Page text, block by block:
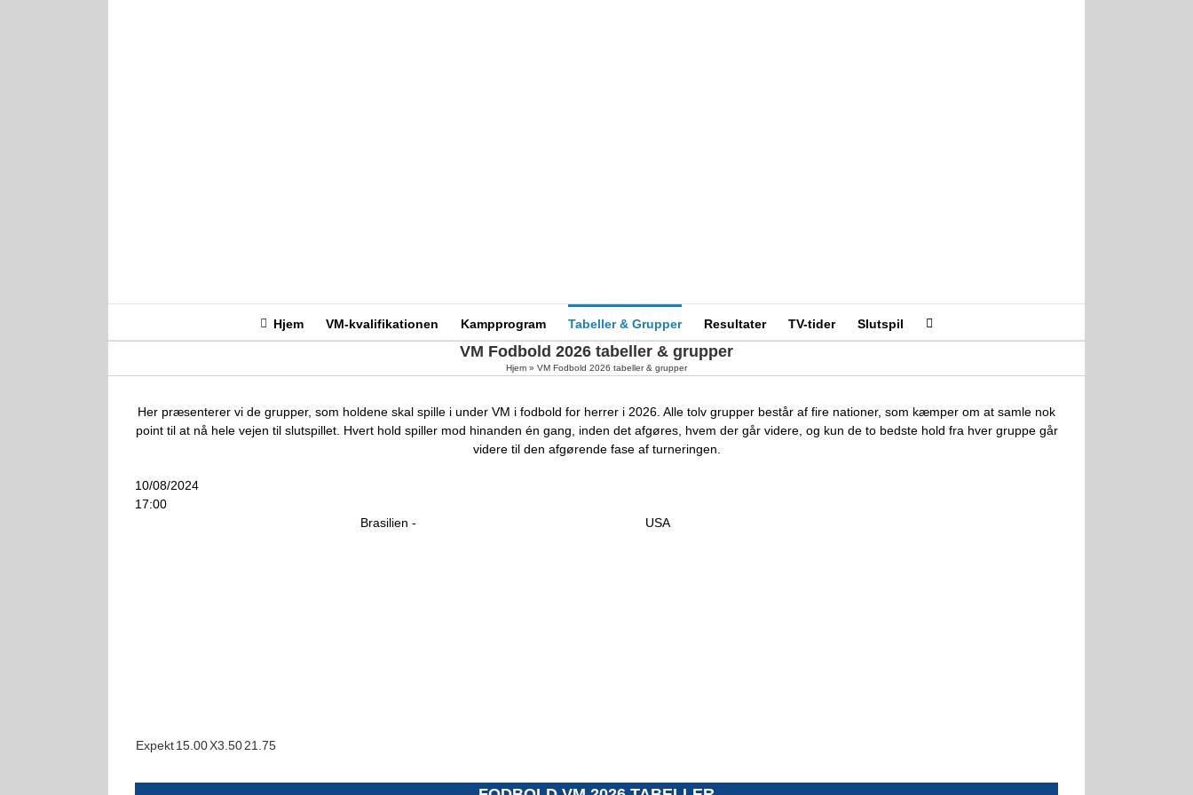
Hjem VM-kvalifikationen Kampprogram Tabeller & Grupper Resultater TV-tider Slutspil
VM Fodbold 2026 tabeller & grupper
Hjem » VM Fodbold 2026 tabeller & grupper
Her præsenterer vi de grupper, som holdene skal spille i under VM i fodbold for herrer i 2026. Alle tolv grupper består af fire nationer, som kæmper om at samle nok
point til at nå hele vejen til slutspillet. Hvert hold spiller mod hinanden én gang, inden det afgøres, hvem der går videre, og kun de to bedste hold fra hver gruppe går
videre til den afgørende fase af turneringen.
10/08/2024
17:00
Brasilien -
USA
Expekt15.00X3.5021.75